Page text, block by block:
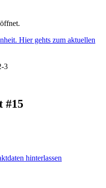
Hier gehts zum aktuellen
#15
hinterlassen